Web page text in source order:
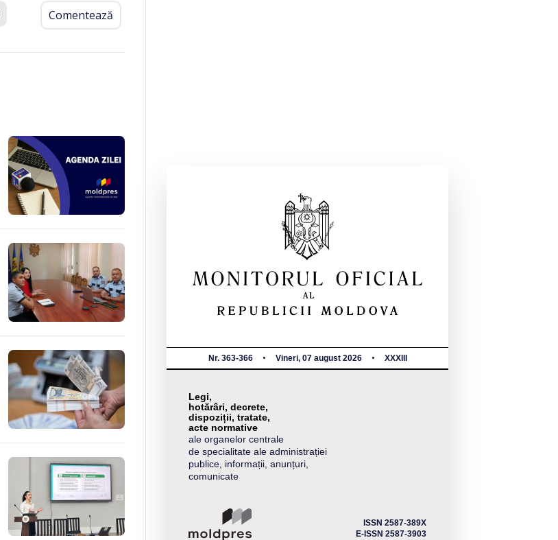
Comentează
Nr. 363-366 Vineri, 07 august 2026 XXXIII
Legi,
hotărâri, decrete,
dispoziții, tratate,
acte normative
ale organelor centrale
de specialitate ale administrației
publice, informații, anunțuri,
comunicate
ISSN 2587-389X
E-ISSN 2587-3903